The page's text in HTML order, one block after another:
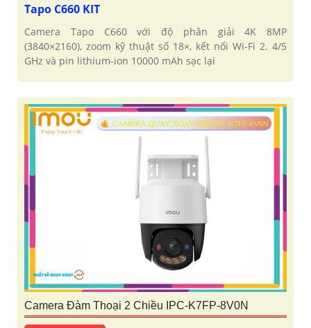
Tapo C660 KIT
Camera Tapo C660 với độ phân giải 4K 8MP
(3840×2160), zoom kỹ thuật số 18×, kết nối Wi-Fi 2. 4/5
GHz và pin lithium-ion 10000 mAh sạc lại
Camera Đàm Thoại 2 Chiều IPC-K7FP-8V0N